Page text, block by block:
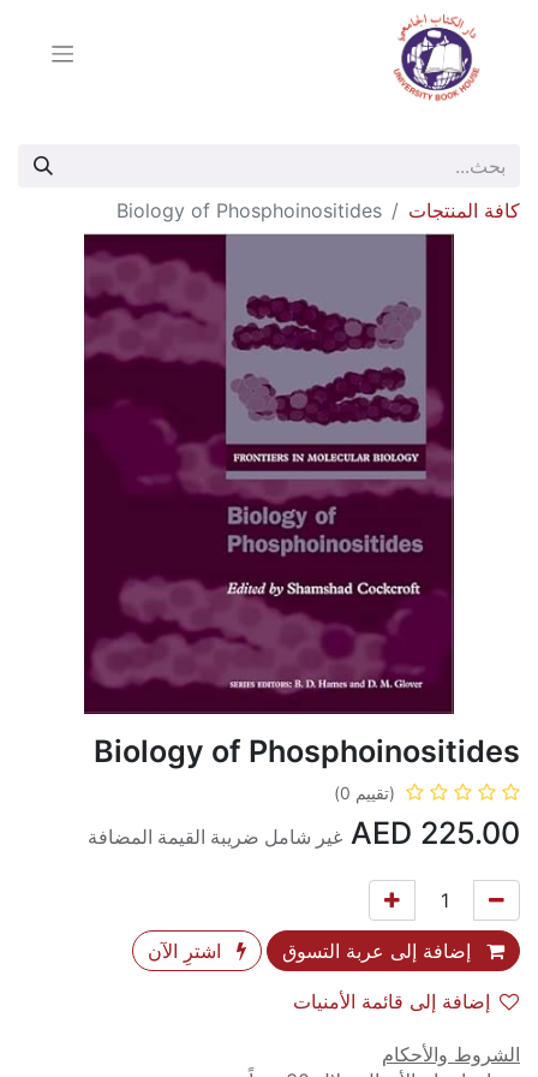
كافة المنتجات Biology of Phosphoinositides
Biology of Phosphoinositides
(تقييم 0)
225.00 غير شامل ضريبة القيمة المضافة
إضافة إلى عربة التسوق اشترِ الآن
إضافة إلى قائمة الأمنيات
الشروط والأحكام